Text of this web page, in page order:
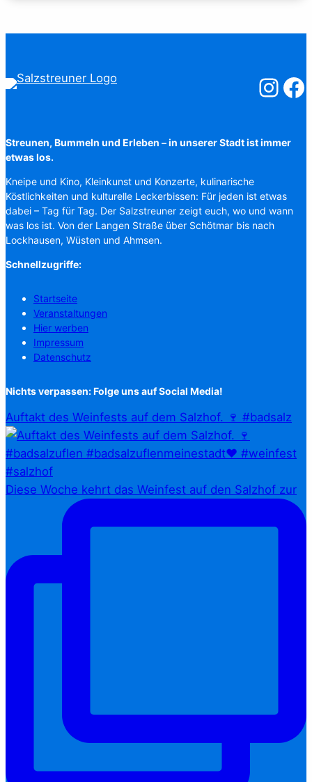
Streunen, Bummeln und Erleben – in unserer Stadt ist immer
etwas los.
Kneipe und Kino, Kleinkunst und Konzerte, kulinarische
Köstlichkeiten und kulturelle Leckerbissen: Für jeden ist etwas
dabei – Tag für Tag. Der Salzstreuner zeigt euch, wo und wann
was los ist. Von der Langen Straße über Schötmar bis nach
Lockhausen, Wüsten und Ahmsen.
Schnellzugriffe:
Startseite
Veranstaltungen
Hier werben
Impressum
Datenschutz
Nichts verpassen: Folge uns auf Social Media!
Auftakt des Weinfests auf dem Salzhof. 🍷 #badsalz
Diese Woche kehrt das Weinfest auf den Salzhof zur